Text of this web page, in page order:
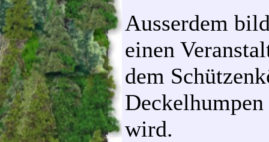
Ausserdem
einen
dem
wird.